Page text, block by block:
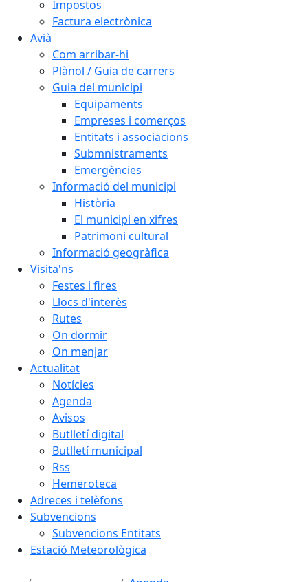
Impostos
Factura electrònica
Avià
Com arribar-hi
Plànol / Guia de carrers
Guia del municipi
Equipaments
Empreses i comerços
Entitats i associacions
Submnistraments
Emergències
Informació del municipi
Història
El municipi en xifres
Patrimoni cultural
Informació geogràfica
Visita'ns
Festes i fires
Llocs d'interès
Rutes
On dormir
On menjar
Actualitat
Notícies
Agenda
Avisos
Butlletí digital
Butlletí municipal
Rss
Hemeroteca
Adreces i telèfons
Subvencions
Subvencions Entitats
Estació Meteorològica